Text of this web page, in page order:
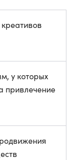
у которых
привлечение